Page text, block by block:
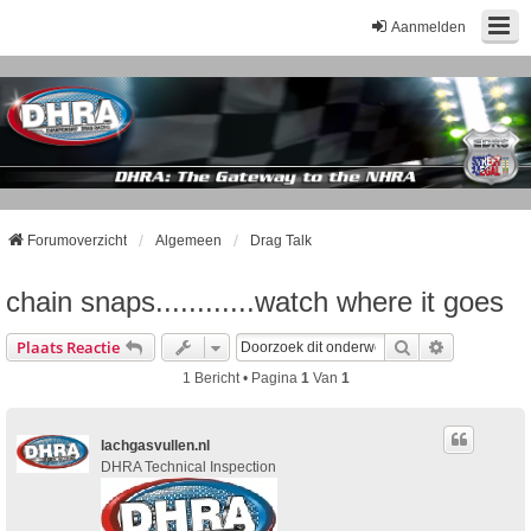
Aanmelden
Forumoverzicht Algemeen Drag Talk
chain snaps............watch where it goes
Plaats Reactie Zoek
1 Bericht • Pagina 1Van 1
lachgasvullen.nl
DHRA Technical Inspection